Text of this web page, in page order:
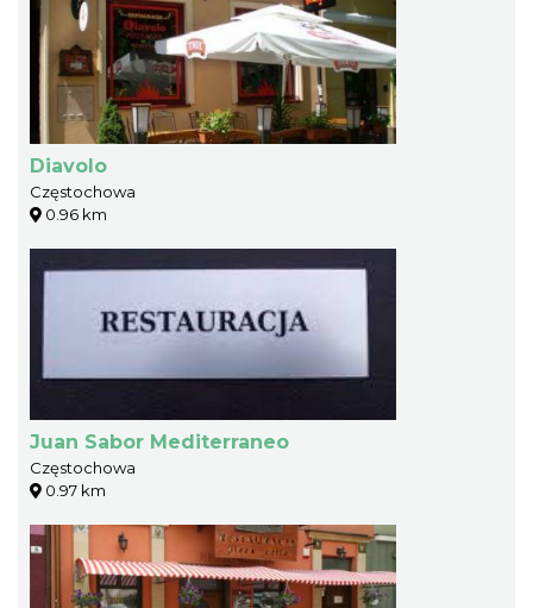
Diavolo
Częstochowa
0.96 km
Juan Sabor Mediterraneo
Częstochowa
0.97 km